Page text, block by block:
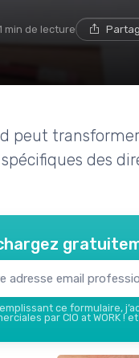
min de lecture
peut
des
ce formulaire,
par CIO at WORK !